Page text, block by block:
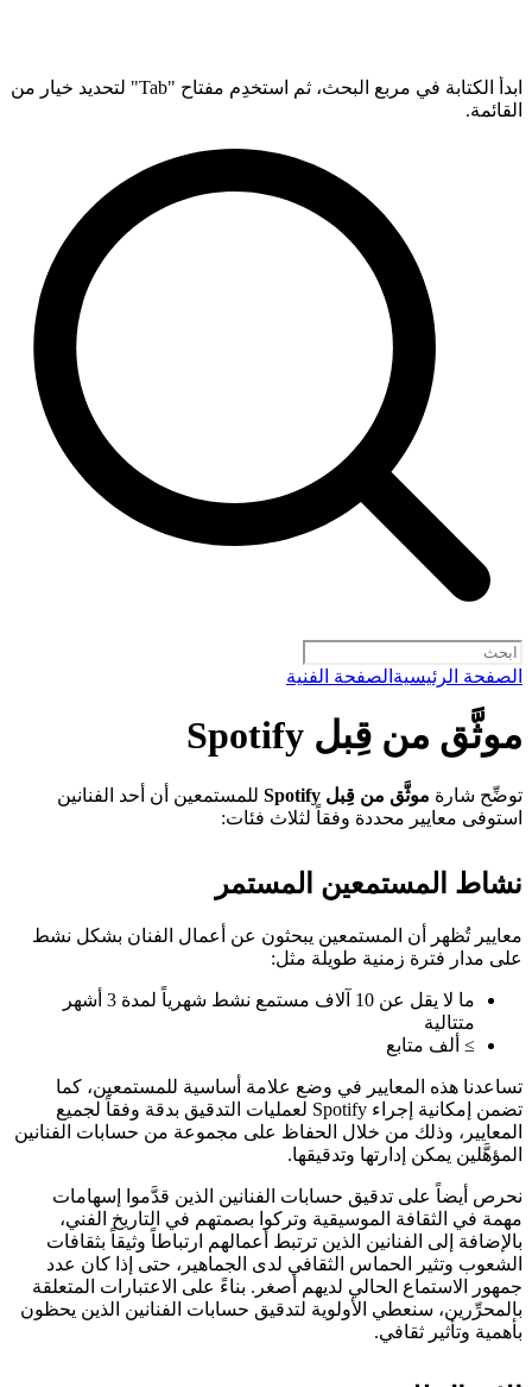
ابدأ الكتابة في مربع البحث، ثم استخدِم مفتاح "Tab" لتحديد خيار من
القائمة.
الصفحة الرئيسية الصفحة الفنية
موثَّق من قِبل Spotify
توضِّح شارة موثَّق من قِبل Spotify
للمستمعين أن أحد الفنانين
استوفى معايير محددة وفقاً لثلاث فئات:
نشاط المستمعين المستمر
معايير تُظهر أن المستمعين يبحثون عن أعمال الفنان بشكل نشط
على مدار فترة زمنية طويلة مثل:
ما لا يقل عن 10 آلاف مستمع نشط شهرياً لمدة 3 أشهر
متتالية
≥ ألف متابع
تساعدنا هذه المعايير في وضع علامة أساسية للمستمعين، كما
تضمن إمكانية إجراء Spotify لعمليات التدقيق بدقة وفقاً لجميع
المعايير، وذلك من خلال الحفاظ على مجموعة من حسابات الفنانين
المؤهَّلين يمكن إدارتها وتدقيقها.
نحرص أيضاً على تدقيق حسابات الفنانين الذين قدَّموا إسهامات
مهمة في الثقافة الموسيقية وتركوا بصمتهم في التاريخ الفني،
بالإضافة إلى الفنانين الذين ترتبط أعمالهم ارتباطاً وثيقاً بثقافات
الشعوب وتثير الحماس الثقافي لدى الجماهير، حتى إذا كان عدد
جمهور الاستماع الحالي لديهم أصغر. بناءً على الاعتبارات المتعلقة
بالمحرِّرين، سنعطي الأولوية لتدقيق حسابات الفنانين الذين يحظون
بأهمية وتأثير ثقافي.